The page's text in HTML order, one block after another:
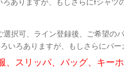
選択可、ライン登録後、ご希望の
いろありますが、もしさらにパ
スリッパ、バッグ、キー